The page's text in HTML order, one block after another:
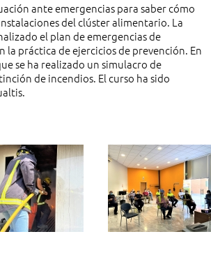
ante emergencias para saber cómo
del clúster alimentario. La
el plan de emergencias de
práctica de ejercicios de prevención. En
se ha realizado un simulacro de
de incendios. El curso ha sido